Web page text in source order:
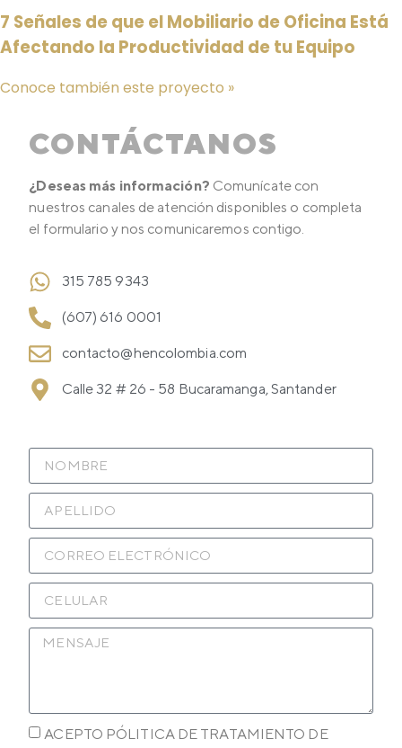
7 Señales de que el Mobiliario de Oficina Está
Afectando la Productividad de tu Equipo
Conoce también este proyecto »
CONTÁCTANOS
¿Deseas más información? Comunícate con
nuestros canales de atención disponibles o completa
el formulario y nos comunicaremos contigo.
315 785 9343
(607) 616 0001
contacto@hencolombia.com
Calle 32 # 26 - 58 Bucaramanga, Santander
ACEPTO PÓLITICA DE TRATAMIENTO DE